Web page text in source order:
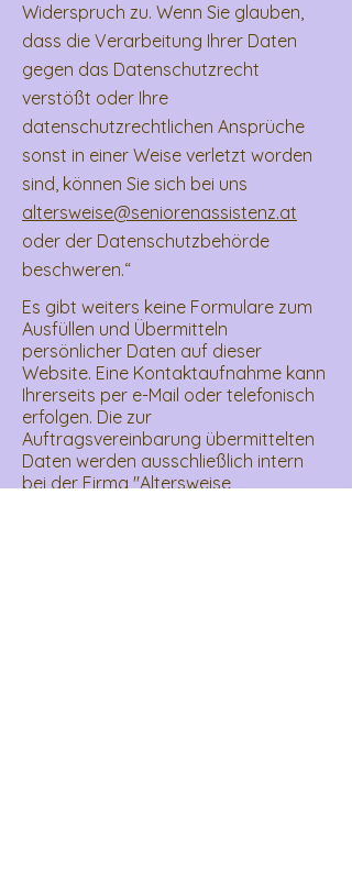
Widerspruch zu. Wenn Sie glauben,
dass die Verarbeitung Ihrer Daten
gegen das Datenschutzrecht
verstößt oder Ihre
datenschutzrechtlichen Ansprüche
sonst in einer Weise verletzt worden
sind, können Sie sich bei uns
altersweise@seniorenassistenz.at
oder der Datenschutzbehörde
beschweren.“
Es gibt weiters keine Formulare zum
Ausfüllen und Übermitteln
persönlicher Daten auf dieser
Website. Eine Kontaktaufnahme kann
Ihrerseits per e-Mail oder telefonisch
erfolgen. Die zur
Auftragsvereinbarung übermittelten
Daten werden ausschließlich intern
bei der Firma "Altersweise